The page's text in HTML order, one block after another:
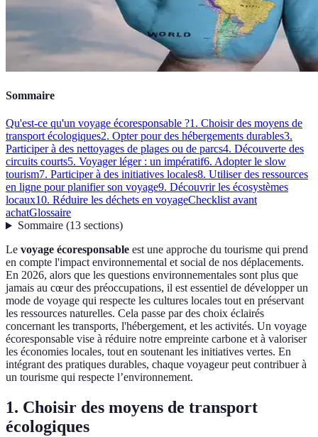
Sommaire
Qu'est-ce qu'un voyage écoresponsable ?1. Choisir des moyens de
transport écologiques2. Opter pour des hébergements durables3.
Participer à des nettoyages de plages ou de parcs4. Découverte des
circuits courts5. Voyager léger : un impératif6. Adopter le slow
tourism7. Participer à des initiatives locales8. Utiliser des ressources
en ligne pour planifier son voyage9. Découvrir les écosystèmes
locaux10. Réduire les déchets en voyageChecklist avant
achatGlossaire
Sommaire(13 sections)
Le voyage écoresponsable est une approche du tourisme qui prend
en compte l'impact environnemental et social de nos déplacements.
En 2026, alors que les questions environnementales sont plus que
jamais au cœur des préoccupations, il est essentiel de développer un
mode de voyage qui respecte les cultures locales tout en préservant
les ressources naturelles. Cela passe par des choix éclairés
concernant les transports, l'hébergement, et les activités. Un voyage
écoresponsable vise à réduire notre empreinte carbone et à valoriser
les économies locales, tout en soutenant les initiatives vertes. En
intégrant des pratiques durables, chaque voyageur peut contribuer à
un tourisme qui respecte l’environnement.
1. Choisir des moyens de transport
écologiques